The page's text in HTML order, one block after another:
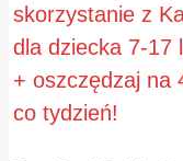
skorzystanie z
dla dziecka 7-17
+ oszczędzaj na
co tydzień!